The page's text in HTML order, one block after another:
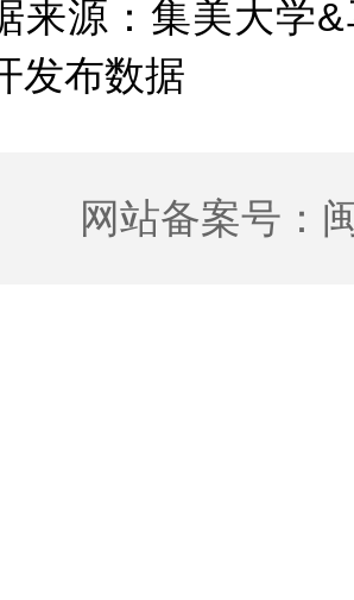
来源：集美大学
发布数据
网站备案号：